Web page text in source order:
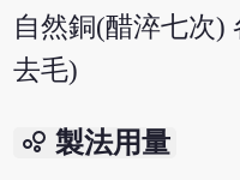
自然銅(醋淬七次)
去毛)
bubble_chart 製法用量